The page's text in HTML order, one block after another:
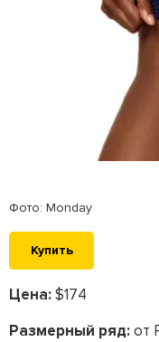
Фото: Monday
Купить
Цена:$174
Размерный ряд:от